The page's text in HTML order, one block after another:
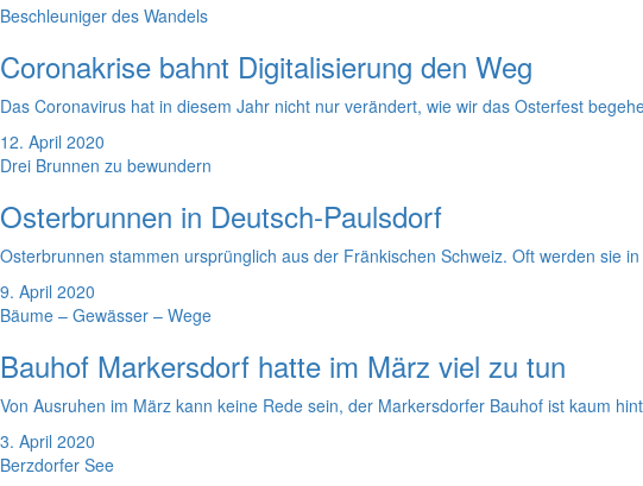
Beschleuniger des Wandels
Coronakrise bahnt Digitalisierung den Weg
Das Coronavirus hat in diesem Jahr nicht nur verändert, wie wir das Osterfest
12. April 2020
Drei Brunnen zu bewundern
Osterbrunnen in Deutsch-Paulsdorf
Osterbrunnen stammen ursprünglich aus der Fränkischen Schweiz. Oft werden sie
9. April 2020
Bäume – Gewässer – Wege
Bauhof Markersdorf hatte im März viel zu tun
Von Ausruhen im März kann keine Rede sein, der Markersdorfer Bauhof ist kaum
3. April 2020
Berzdorfer See